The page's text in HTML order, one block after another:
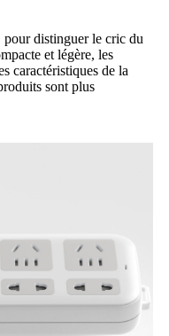
distinguer le cric du
et légère, les
caractéristiques de la
sont plus